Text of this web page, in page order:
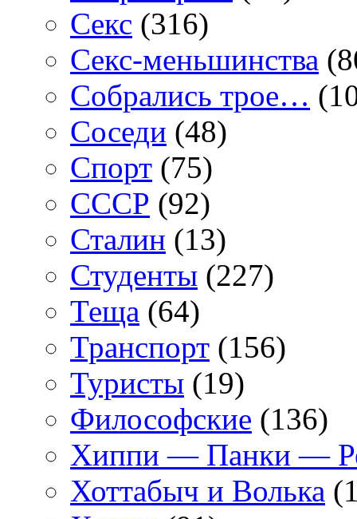
Секс (316)
Секс-меньшинства
Собрались трое…
Соседи (48)
Спорт (75)
СССР (92)
Сталин (13)
Студенты (227)
Теща (64)
Транспорт (156)
Туристы (19)
Философские (136)
Хиппи — Панки —
Хоттабыч и Волька